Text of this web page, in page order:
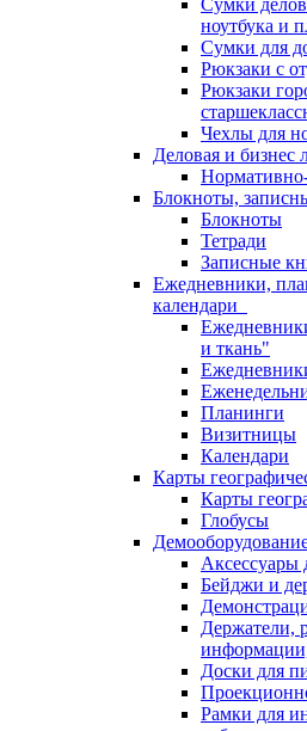
Сумки
ноутбука и
Сумки для
Рюкзаки с
Рюкзаки
Чехлы для
Деловая и бизнес
Блокноты,
Блокноты
Тетради
Записные
Ежедневники,
календари
и ткань"
Планинги
Визитницы
Календари
Карты
Карты
Глобусы
Аксессуары
Бейджи и
Держатели,
Доски для
Рамки для